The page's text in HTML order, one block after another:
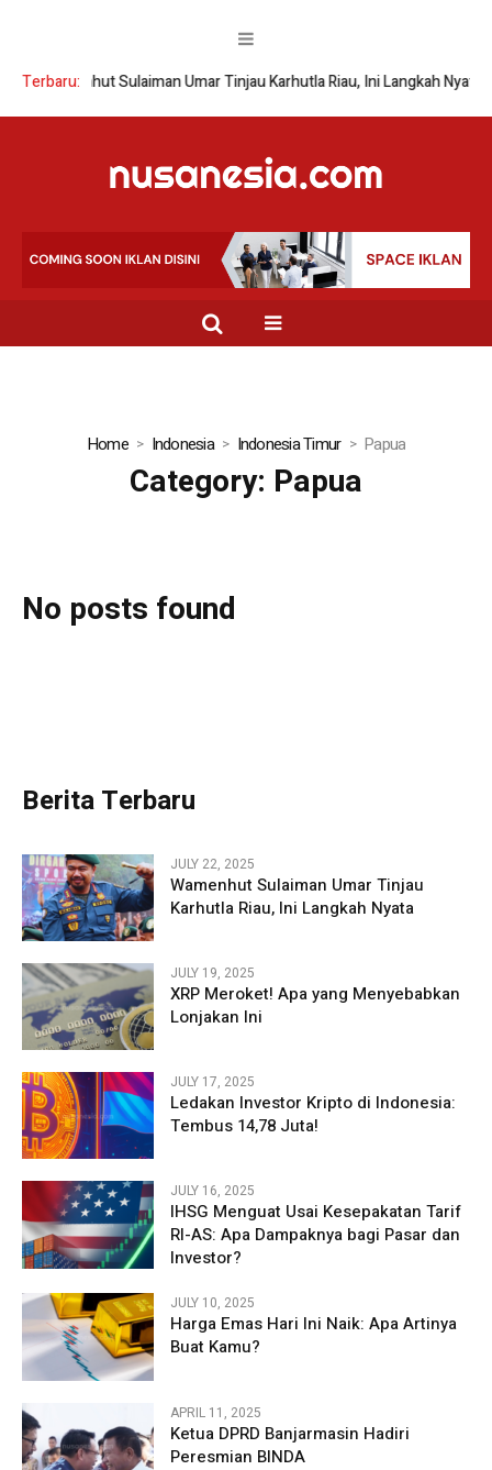
Terbaru:
Wamenhut Sulaiman Umar Tinjau Karhutla Riau, Ini Langkah Nyata
Home Indonesia Indonesia Timur Papua
Category: Papua
No posts found
Berita Terbaru
JULY 22, 2025
Wamenhut Sulaiman Umar Tinjau
Karhutla Riau, Ini Langkah Nyata
JULY 19, 2025
XRP Meroket! Apa yang Menyebabkan
Lonjakan Ini
JULY 17, 2025
Ledakan Investor Kripto di Indonesia:
Tembus 14,78 Juta!
JULY 16, 2025
IHSG Menguat Usai Kesepakatan Tarif
RI-AS: Apa Dampaknya bagi Pasar dan
Investor?
JULY 10, 2025
Harga Emas Hari Ini Naik: Apa Artinya
Buat Kamu?
APRIL 11, 2025
Ketua DPRD Banjarmasin Hadiri
Peresmian BINDA